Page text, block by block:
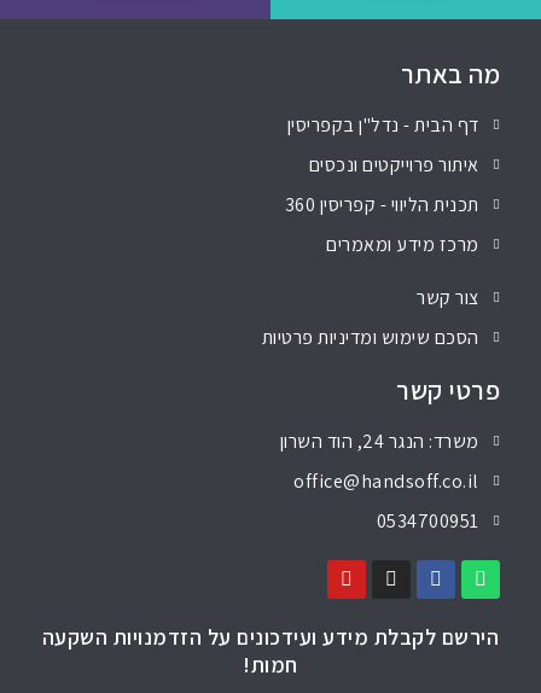
מה באתר
דף הבית - נדל"ן בקפריסין
איתור פרוייקטים ונכסים
תכנית הליווי - קפריסין 360
מרכז מידע ומאמרים
צור קשר
הסכם שימוש ומדיניות פרטיות
פרטי קשר
משרד: הנגר 24, הוד השרון
office@handsoff.co.il
0534700951
הירשם לקבלת מידע ועידכונים על הזדמנויות השקעה
חמות!